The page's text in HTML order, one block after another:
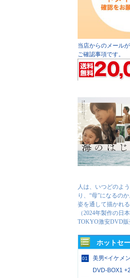
当店からのメール
ご確認事項です。
人は、いつどのよ
り、“母”になるの
姿を通して描かれる
（2024年製作の日
TOKYO激安DVD販
ホットセ
01
美男<イケメ
DVD-BOX1 +2